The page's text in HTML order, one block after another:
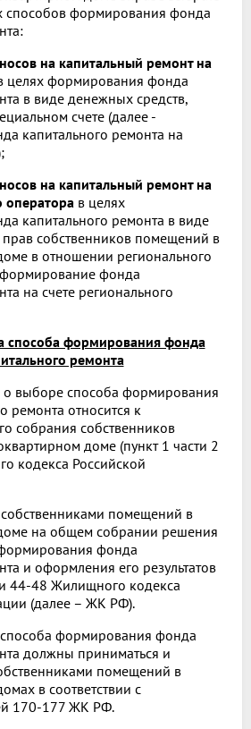
способов формирования фонда
на капитальный ремонт на
целях формирования фонда
в виде денежных средств,
счете (далее -
капитального ремонта на
на капитальный ремонт на
оператора в целях
капитального ремонта в виде
прав собственников помещений в
в отношении регионального
фонда
на счете регионального
способа формирования фонда
ремонта
выборе способа формирования
ремонта относится к
собрания собственников
доме (пункт 1 части 2
кодекса Российской
помещений в
на общем собрании решения
фонда
и оформления его результатов
44-48 Жилищного кодекса
(далее – ЖК РФ).
формирования фонда
должны приниматься и
помещений в
в соответствии с
170-177 ЖК РФ.